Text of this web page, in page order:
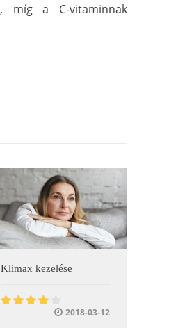
, míg a C-vitaminnak
Klimax kezelése
2018-03-12